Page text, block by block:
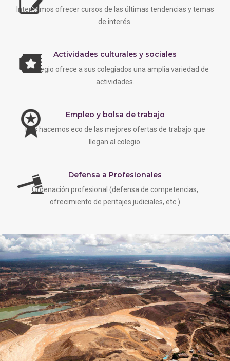
Intentamos ofrecer cursos de las últimas tendencias y temas
de interés.
Actividades culturales y sociales
EL colegio ofrece a sus colegiados una amplia variedad de
actividades.
Empleo y bolsa de trabajo
Nos hacemos eco de las mejores ofertas de trabajo que
llegan al colegio.
Defensa a Profesionales
Ordenación profesional (defensa de competencias,
ofrecimiento de peritajes judiciales, etc.)